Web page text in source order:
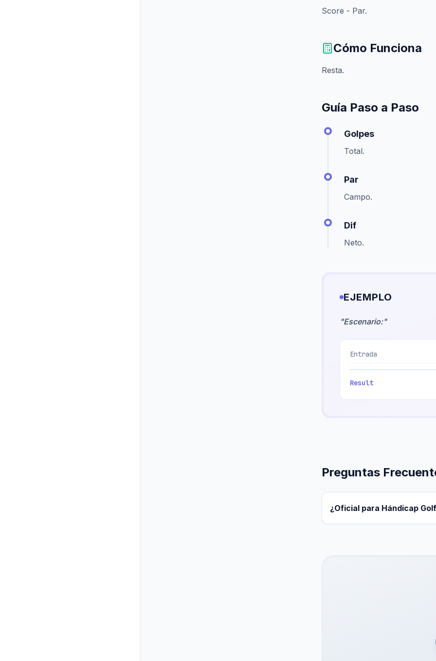
Score - Par.
Cómo Funciona
Resta.
Guía Paso a Paso
Golpes
Total.
Par
Campo.
Dif
Neto.
EJEMPLO
"Escenario:"
Entrada
Result
Preguntas
¿Oficial para Hándicap